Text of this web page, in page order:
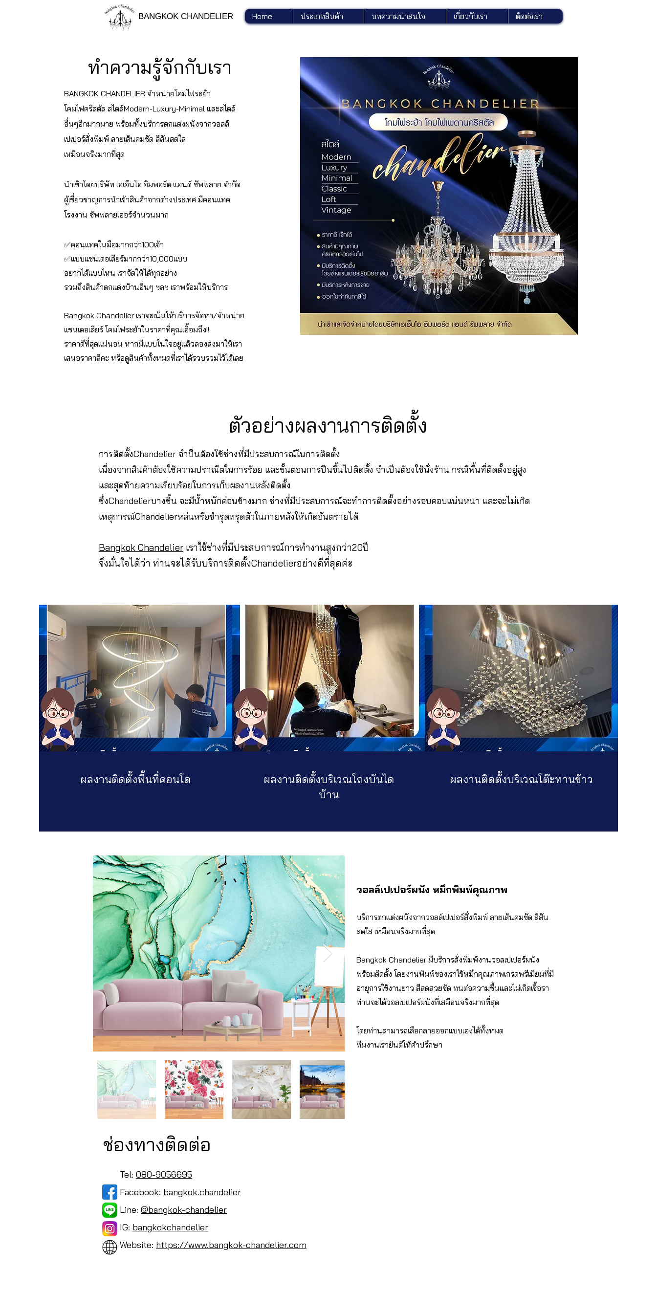
BANGKOK CHANDELIER Home ประเภทสินค้า บทความน่าสนใจ เกี่ยวกับเรา ติดต่อเรา
ทำความรู้จักกับเรา
BANGKOK CHANDELIER จำหน่ายโคมไฟระย้า
โคมไฟคริสตัล สไตล์Modern-Luxury-Minimal และสไตล์
อื่นๆอีกมากมาย พร้อมทั้งบริการตกแต่งผนังจากวอลล์
เปเปอร์สั่งพิมพ์ ลายเส้นคมชัด สีสันสดใส
เหมือนจริงมากที่สุด
นำเข้าโดยบริษัท เอเอ็นโอ อิมพอร์ต แอนด์ ซัพพลาย จำกัด
ผู้เชี่ยวชาญการนำเข้าสินค้าจากต่างประเทศ มีคอนแทค
โรงงาน ซัพพลายเออร์จำนวนมาก
✅คอนแทคในมือมากกว่า100เจ้า
✅แบบแชนเดอเลียร์มากกว่า10,000แบบ
อยากได้แบบไหน เราจัดให้ได้ทุกอย่าง
รวมถึงสินค้าตกแต่งบ้านอื่นๆ ฯลฯ เราพร้อมให้บริการ
Bangkok Chandelier เราจะเน้นให้บริการจัดหา/จำหน่าย
แชนเดอเลียร์ โคมไฟระย้าในราคาที่คุณเอื้อมถึง!!
ราคาดีที่สุดแน่นอน หากมีแบบในใจอยู่แล้วลองส่งมาให้เรา
เสนอราคาสิคะ หรือดูสินค้าทั้งหมดที่เราได้รวบรวมไว้ได้เลย
ตัวอย่างผลงานการติดตั้ง
การติดตั้งChandelier จำป็นต้องใช้ช่างที่มีประสบการณ์ในการติดตั้ง
เนื่องจากสินค้าต้องใช้ความปราณีตในการร้อย และขั้นตอนการปีนขึ้นไปติดตั้ง จำเป็นต้องใช้นั่งร้าน กรณีพื้นที่ติดตั้งอยู่สูง
และสุดท้ายความเรียบร้อยในการเก็บผลงานหลังติดตั้ง
ซึ่งChandelierบางชิ้น จะมีน้ำหนักค่อนข้างมาก ช่างที่มีประสบการณ์จะทำการติดตั้งอย่างรอบคอบแน่นหนา และจะไม่เกิด
เหตุการณ์Chandelierหล่นหรือชำรุดทรุดตัวในภายหลังให้เกิดอันตรายได้
Bangkok Chandelier เราใช้ช่างที่มีประสบการณ์การทำงานสูงกว่า20ปี
จึงมั่นใจได้ว่า ท่านจะได้รับบริการติดตั้งChandelierอย่างดีที่สุดค่ะ
ผลงานติดตั้งพื้นที่คอนโด
ผลงานติดตั้งบริเวณโถงบันได
บ้าน
ผลงานติดตั้งบริเวณโต๊ะทานข้าว
วอลล์​เปเปอร์​ผนัง หมึกพิมพ์คุณภาพ
บริการตกแต่งผนังจากวอลล์เปเปอร์สั่งพิมพ์ ลายเส้นคมชัด สีสัน
สดใส เหมือนจริงมากที่สุด
Bangkok Chandelier มีบริการสั่งพิมพ์งานวอลเปเปอร์ผนัง
พร้อมติดตั้ง โดยงานพิมพ์ของเราใช้หมึกคุณภาพเกรดพรีเมียมที่มี
อายุการใข้งานยาว สีสดสวยชัด ทนต่อความชื้นและไม่เกิดเชื้อรา
ท่านจะได้วอลเปเปอร์ผนังที่เสมือนจริงมากที่สุด
โดยท่านสามารถเลือกลายออกแบบเองได้ทั้งหมด
ทีมงานเรายินดีให้คำปรึกษา
ช่องทางติดต่อ
Tel: 080-9056695
Facebook: bangkok.chandelier
Line: @bangkok-chandelier
IG: bangkokchandelier
Website: https://www.bangkok-chandelier.com